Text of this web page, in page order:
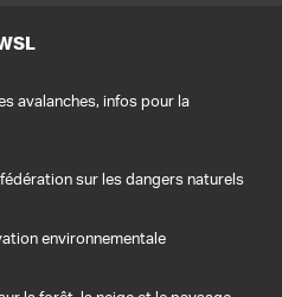
avalanches, infos pour la
sur les dangers naturels
environnementale